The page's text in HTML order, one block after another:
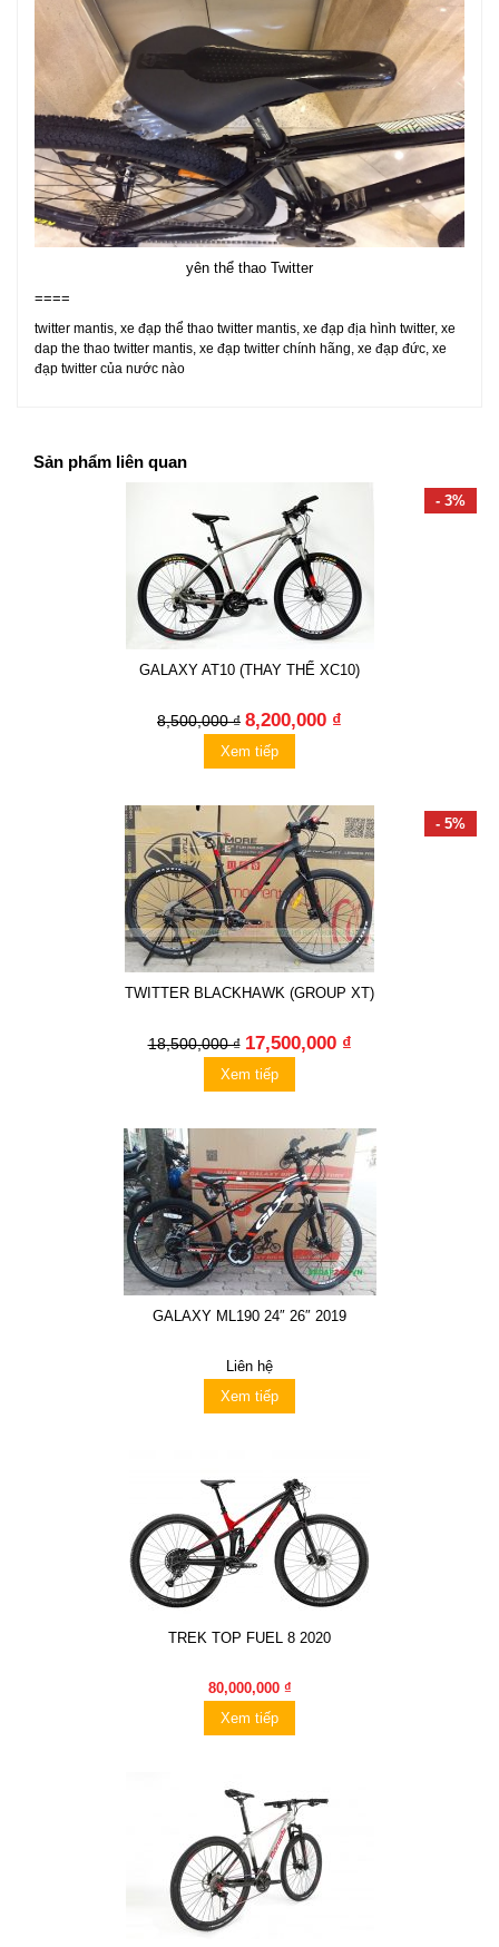
yên thể thao Twitter
====
twitter mantis, xe đạp thể thao twitter mantis, xe đạp địa hình twitter, xe
dap the thao twitter mantis, xe đạp twitter chính hãng, xe đạp đức, xe
đạp twitter của nước nào
Sản phẩm liên quan
- 3%
GALAXY AT10 (THAY THẾ XC10)
8,500,000 ₫ 8,200,000 ₫
Xem tiếp
- 5%
TWITTER BLACKHAWK (GROUP XT)
18,500,000 ₫ 17,500,000 ₫
Xem tiếp
GALAXY ML190 24″ 26″ 2019
Liên hệ
Xem tiếp
TREK TOP FUEL 8 2020
80,000,000 ₫
Xem tiếp